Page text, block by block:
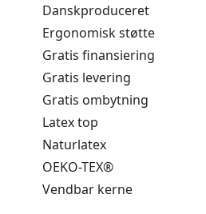
Danskproduceret
Ergonomisk støtte
Gratis finansiering
Gratis levering
Gratis ombytning
Latex top
Naturlatex
OEKO-TEX®
Vendbar kerne